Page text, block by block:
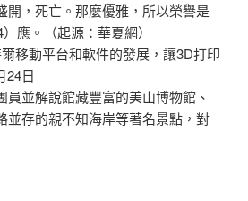
開，死亡。那麼優雅，所以榮譽是
應。（起源：華夏網）
移動平台和軟件的發展，讓3D打印
24日
員並解說館藏豐富的美山博物館、
並存的親不知海岸等著名景點，對